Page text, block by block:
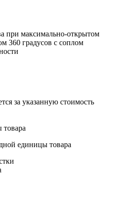
при максимально-открытом
360 градусов с соплом
за указанную стоимость
единицы товара